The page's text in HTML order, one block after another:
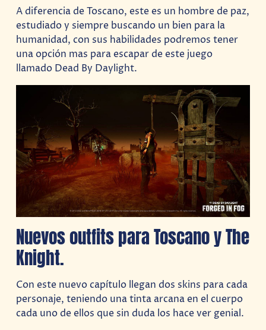
A diferencia de Toscano, este es un hombre de paz,
estudiado y siempre buscando un bien para la
humanidad, con sus habilidades podremos tener
una opción mas para escapar de este juego
llamado Dead By Daylight.
Nuevos outfits para Toscano y The
Knight.
Con este nuevo capítulo llegan dos skins para cada
personaje, teniendo una tinta arcana en el cuerpo
cada uno de ellos que sin duda los hace ver genial.